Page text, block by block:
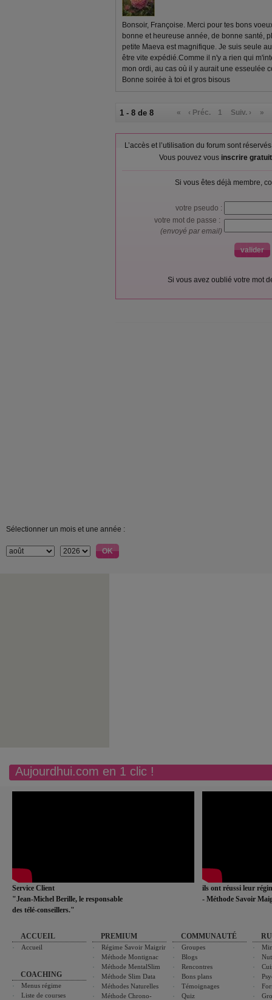
Bonsoir, Françoise. Merci pour tes bons
bonne et heureuse année, de bonne santé,
petite Maeva est magnifique. Je suis seule
être vite expédié.Comme il n'y a rien qui
mon ordi, au cas où il y aurait une esseulée
Bonne soirée à toi et gros bisous
1 - 8 de 8 « ‹ Préc. 1 Suiv. › »
L’accès et l’utilisation du forum sont
Vous pouvez vous inscrire
Si vous êtes déjà membre,
votre pseudo :
votre mot de passe :
(envoyé par email)
Si vous avez oublié votre mot
Sélectionner un mois et une année :
Aujourdhui.com en 1 clic !
Service Client
"Jean-Michel Berille, le responsable
des télé-conseillers."
ils ont réussi leur
- Méthode Savoir
ACCUEIL
Accueil
COACHING
Menus régime
Liste de courses
PREMIUM
Régime Savoir Maigrir
Méthode Montignac
Méthode MentalSlim
Méthode Slim Data
Méthodes Naturelles
Méthode Chrono-
COMMUNAUTÉ
Groupes
Blogs
Rencontres
Bons plans
Témoignages
Quiz